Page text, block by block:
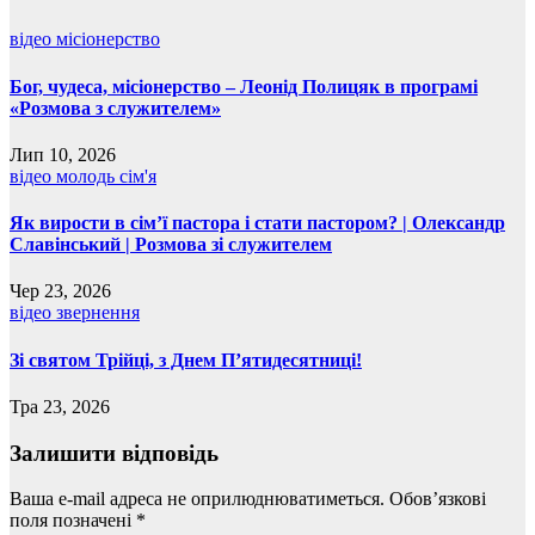
відео місіонерство
Бог, чудеса, місіонерство – Леонід Полицяк в програмі
«Розмова з служителем»
Лип 10, 2026
відео молодь сім'я
Як вирости в сім’ї пастора і стати пастором? | Олександр
Славінський | Розмова зі служителем
Чер 23, 2026
відео звернення
Зі святом Трійці, з Днем П’ятидесятниці!
Тра 23, 2026
Залишити відповідь
Ваша e-mail адреса не оприлюднюватиметься. Обов’язкові
поля позначені *